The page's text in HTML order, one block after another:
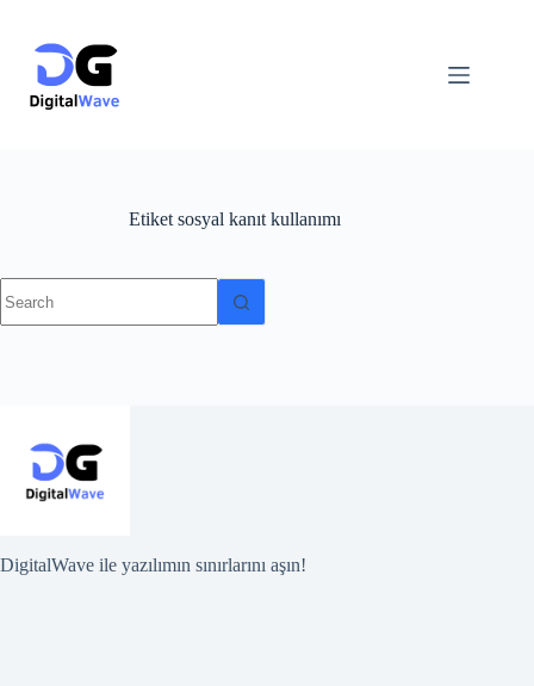
content
Etiket sosyal kanıt kullanımı
results
DigitalWave ile yazılımın sınırlarını aşın!